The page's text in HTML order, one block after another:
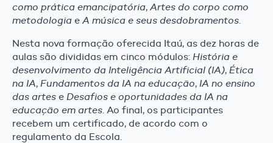
como prática emancipatória, Artes do corpo como
metodologia e A música e seus desdobramentos.
Nesta nova formação oferecida Itaú, as dez horas de
aulas são divididas em cinco módulos: História e
desenvolvimento da Inteligência Artificial (IA), Ética
na IA, Fundamentos da IA na educação, IA no ensino
das artes e Desafios e oportunidades da IA na
educação em artes. Ao final, os participantes
recebem um certificado, de acordo com o
regulamento da Escola.